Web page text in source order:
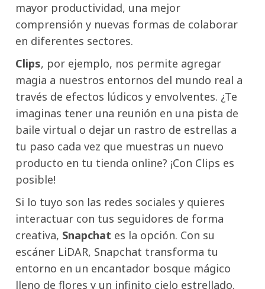
mayor productividad, una mejor
comprensión y nuevas formas de colaborar
en diferentes sectores.
Clips, por ejemplo, nos permite agregar
magia a nuestros entornos del mundo real a
través de efectos lúdicos y envolventes. ¿Te
imaginas tener una reunión en una pista de
baile virtual o dejar un rastro de estrellas a
tu paso cada vez que muestras un nuevo
producto en tu tienda online? ¡Con Clips es
posible!
Si lo tuyo son las redes sociales y quieres
interactuar con tus seguidores de forma
creativa, Snapchat es la opción. Con su
escáner LiDAR, Snapchat transforma tu
entorno en un encantador bosque mágico
lleno de flores y un infinito cielo estrellado.